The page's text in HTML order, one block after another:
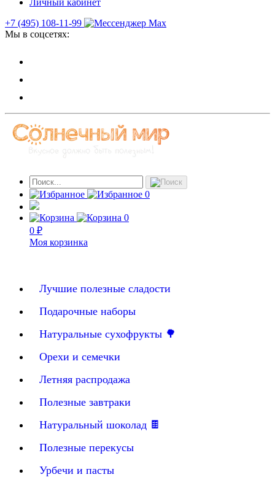
Личный кабинет
+7 (495) 108-11-99
Мы в соцсетях:
0
0
0 ₽
Моя корзинка
Лучшие полезные сладости
Подарочные наборы
Натуральные сухофрукты 🌳
Орехи и семечки
Летняя распродажа
Полезные завтраки
Натуральный шоколад 🍫
Полезные перекусы
Урбечи и пасты